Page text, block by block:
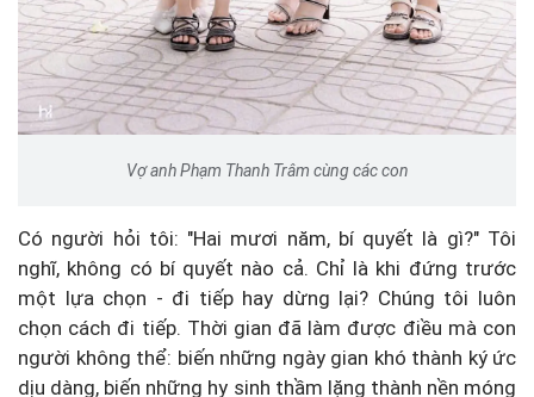
Vợ anh Phạm Thanh Trâm cùng các con
Có người hỏi tôi: "Hai mươi năm, bí quyết là gì?" Tôi
nghĩ, không có bí quyết nào cả. Chỉ là khi đứng trước
một lựa chọn - đi tiếp hay dừng lại? Chúng tôi luôn
chọn cách đi tiếp. Thời gian đã làm được điều mà con
người không thể: biến những ngày gian khó thành ký ức
dịu dàng, biến những hy sinh thầm lặng thành nền móng